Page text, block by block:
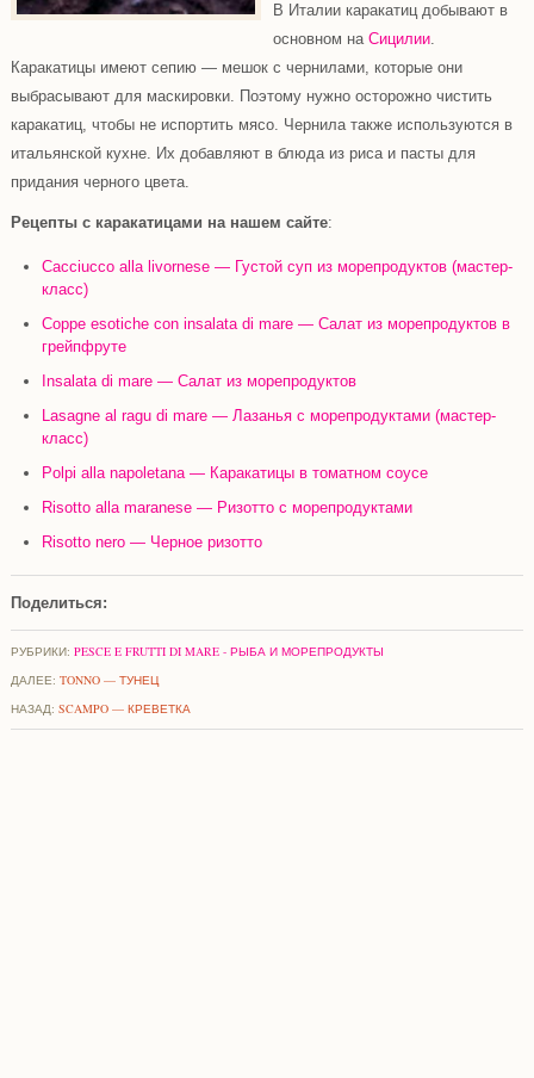
В Италии каракатиц добывают в
основном на Сицилии.
Каракатицы имеют сепию — мешок с чернилами, которые они
выбрасывают для маскировки. Поэтому нужно осторожно чистить
каракатиц, чтобы не испортить мясо. Чернила также используются в
итальянской кухне. Их добавляют в блюда из риса и пасты для
придания черного цвета.
Рецепты с каракатицами на нашем сайте:
Cacciucco alla livornese — Густой суп из морепродуктов (мастер-
класс)
Coppe esotiche con insalata di mare — Салат из морепродуктов в
грейпфруте
Insalata di mare — Салат из морепродуктов
Lasagne al ragu di mare — Лазанья с морепродуктами (мастер-
класс)
Polpi alla napoletana — Каракатицы в томатном соусе
Risotto alla maranese — Ризотто с морепродуктами
Risotto nero — Черное ризотто
Поделиться:
РУБРИКИ: PESCE E FRUTTI DI MARE - РЫБА И МОРЕПРОДУКТЫ
ДАЛЕЕ: TONNO — ТУНЕЦ
НАЗАД: SCAMPO — КРЕВЕТКА